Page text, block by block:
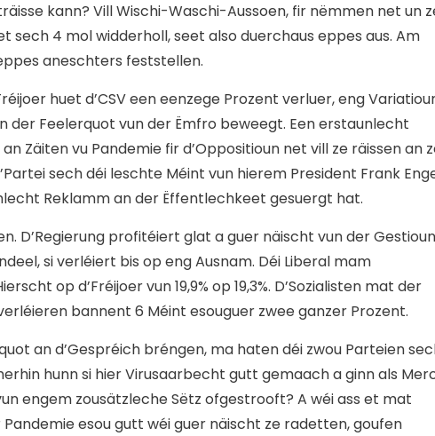
kann? Vill Wischi-Waschi-Aussoen, fir nëmmen net un
sech 4 mol widderholl, seet also duerchaus eppes aus. Am
aneschters feststellen.
huet d’CSV een eenzege Prozent verluer, eng
der Feelerquot vun der Ëmfro beweegt. Een erstaunlecht
Zäiten vu Pandemie fir d’Oppositioun net vill ze räissen an
sech déi leschte Méint vun hierem President Frank
Reklamm an der Ëffentlechkeet gesuergt hat.
D’Regierung profitéiert glat a guer näischt vun der Gestioun
si verléiert bis op eng Ausnam. Déi Liberal mam
op d’Fréijoer vun 19,9% op 19,3%. D’Sozialisten mat der
bannent 6 Méint esouguer zwee ganzer Prozent.
an d’Gespréich bréngen, ma haten déi zwou Parteien
hunn si hier Virusaarbecht gutt gemaach a ginn als
engem zousätzleche Sëtz ofgestrooft? A wéi ass et mat
esou gutt wéi guer näischt ze radetten, goufen